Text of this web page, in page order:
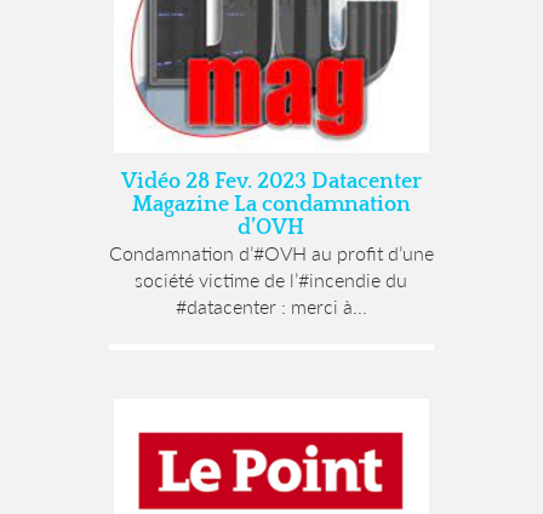
Vidéo 28 Fev. 2023 Datacenter
Magazine La condamnation
d’OVH
Condamnation d’#OVH au profit d’une
société victime de l’#incendie du
#datacenter : merci à...